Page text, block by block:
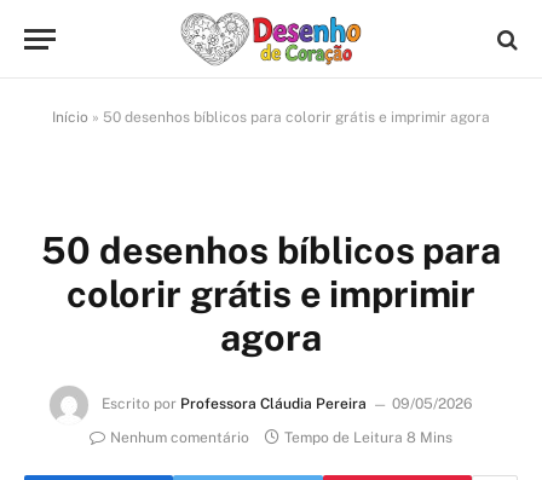
Início » 50 desenhos bíblicos para colorir grátis e imprimir agora
50 desenhos bíblicos para
colorir grátis e imprimir
agora
Escrito por Professora Cláudia Pereira
09/05/2026
Nenhum comentário
Tempo de Leitura 8 Mins